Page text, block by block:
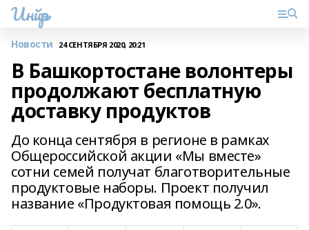
Инйәр
Новости 24 СЕНТЯБРЯ 2020, 20:21
В Башкортостане волонтеры
продолжают бесплатную
доставку продуктов
До конца сентября в регионе в рамках
Общероссийской акции «Мы вместе»
сотни семей получат благотворительные
продуктовые наборы. Проект получил
название «Продуктовая помощь 2.0».